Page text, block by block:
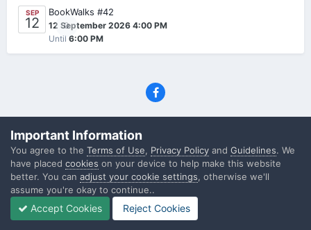
SEP
12 0
BookWalks #42
12 September 2026 4:00 PM
Until 6:00 PM
(C) SFF.gr, All rights reserved
Powered by Invision Community
Important Information
You agree to the Terms of Use, Privacy Policy and Guidelines. We
have placed cookies on your device to help make this website
better. You can adjust your cookie settings, otherwise we'll
assume you're okay to continue..
Accept Cookies Reject Cookies